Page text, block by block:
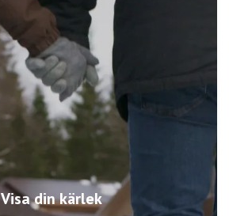
Visa din kärlek